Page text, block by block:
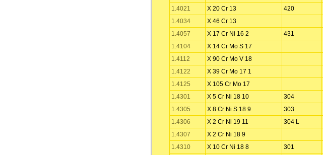
1.4021
X 20 Cr 13 420
1.4034
X 46 Cr 13
1.4057
X 17 Cr Ni 16 2 431
1.4104
X 14 Cr Mo S 17
1.4112
X 90 Cr Mo V 18
1.4122
X 39 Cr Mo 17 1
1.4125
X 105 Cr Mo 17
1.4301
X 5 Cr Ni 18 10 304
1.4305
X 8 Cr Ni S 18 9 303
1.4306
X 2 Cr Ni 19 11 304 L
1.4307
X 2 Cr Ni 18 9
1.4310
X 10 Cr Ni 18 8 301